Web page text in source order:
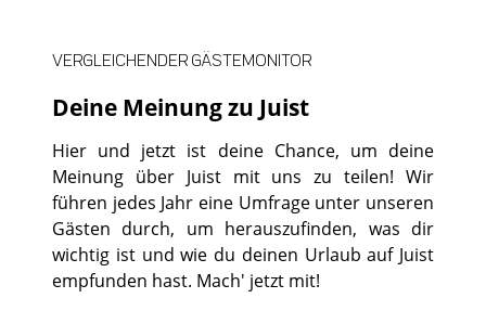
Deine Meinung zu Juist
VERGLEICHENDER GÄSTEMONITOR
Hier und jetzt ist deine Chance, um deine
Meinung über Juist mit uns zu teilen! Wir
führen jedes Jahr eine Umfrage unter unseren
Gästen durch, um herauszufinden, was dir
wichtig ist und wie du deinen Urlaub auf Juist
empfunden hast. Mach' jetzt mit!